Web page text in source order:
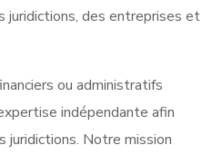
juridictions, des entreprises et
ou administratifs
indépendante afin
juridictions. Notre mission